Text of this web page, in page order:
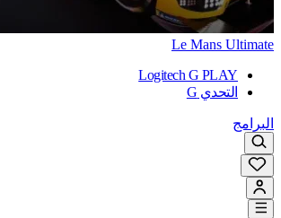
Le Mans Ultimate
Logitech G PLAY
التحدي G
البرامج